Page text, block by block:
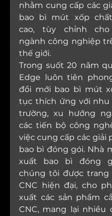
nhằm cung cấp các
bao bì mút xốp
cao, tùy chỉnh cho
ngành công nghiệp
thế giới.
Trong suốt 20 năm
Edge luôn tiên
đổi mới bao bì mút
tục thích ứng với nhu
trường, xu hướng
các tiến bộ công
việc cung cấp các giải
bao bì đóng gói. Nhà
xuất bao bì đóng
chúng tôi được trang
CNC hiện đại, cho
xuất các sản phẩm
CNC, mang lại nhiều